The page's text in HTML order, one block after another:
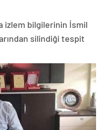
izlem bilgilerinin İsmil
silindiği tespit